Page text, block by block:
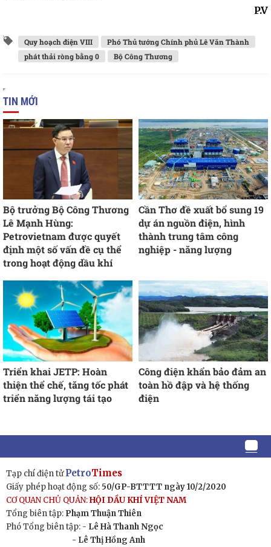
P.V
Quy hoạch điện VIII
Phó Thủ tướng Chính phủ Lê Văn Thành
phát thải ròng bằng 0
Bộ Công Thương
TIN MỚI
Bộ trưởng Bộ Công Thương
Lê Mạnh Hùng:
Petrovietnam được quyết
định một số vấn đề cụ thể
trong hoạt động dầu khí
Cần Thơ đề xuất bổ sung 19
dự án nguồn điện, hình
thành trung tâm công
nghiệp - năng lượng
Triển khai JETP: Hoàn
thiện thể chế, tăng tốc phát
triển năng lượng tái tạo
Công điện khẩn bảo đảm an
toàn hồ đập và hệ thống
điện
Tạp chí điện tửPetroTimes
Giấy phép hoạt động số: 50/GP-BTTTT ngày 10/2/2020
CƠ QUAN CHỦ QUẢN:HỘI DẦU KHÍ VIỆT NAM
Tổng biên tập: Phạm Thuận Thiên
Phó Tổng biên tập: - Lê Hà Thanh Ngọc
- Lê Thị Hồng Anh